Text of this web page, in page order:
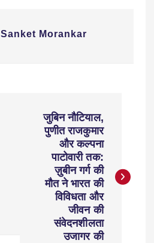
Sanket Morankar
जुबिन नौटियाल,
पुणीत राजकुमार
और कल्पना
पाटोवारी तक:
ज़ुबीन गर्ग की
मौत ने भारत की
विविधता और
जीवन की
संवेदनशीलता
उजागर की